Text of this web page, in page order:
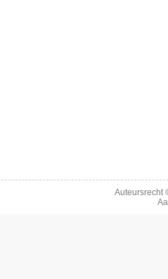
Auteursrecht